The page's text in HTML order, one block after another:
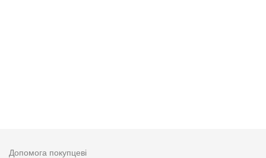
Допомога покупцеві